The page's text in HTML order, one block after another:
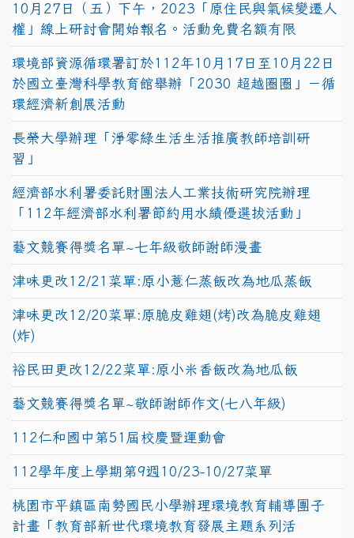
10月27日（五）下午，2023「原住民與氣候變遷人
權」線上研討會開始報名。活動免費名額有限
環境部資源循環署訂於112年10月17日至10月22日
於國立臺灣科學教育館舉辦「2030 超越圈圈」－循
環經濟新創展活動
長榮大學辦理「淨零綠生活生活推廣教師培訓研
習」
經濟部水利署委託財團法人工業技術研究院辦理
「112年經濟部水利署節約用水績優選拔活動」
藝文競賽得獎名單~七年級敬師謝師漫畫
津味更改12/21菜單:原小薏仁蒸飯改為地瓜蒸飯
津味更改12/20菜單:原脆皮雞翅(烤)改為脆皮雞翅
(炸)
裕民田更改12/22菜單:原小米香飯改為地瓜飯
藝文競賽得獎名單~敬師謝師作文(七八年級)
112仁和國中第51屆校慶暨運動會
112學年度上學期第9週10/23-10/27菜單
桃園市平鎮區南勢國民小學辦理環境教育輔導團子
計畫「教育部新世代環境教育發展主題系列活